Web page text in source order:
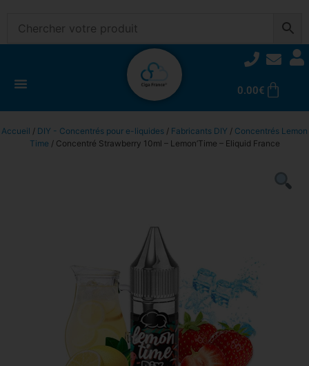
0.00€
Accueil / DIY - Concentrés pour e-liquides / Fabricants DIY / Concentrés Lemon
Time / Concentré Strawberry 10ml – Lemon’Time – Eliquid France